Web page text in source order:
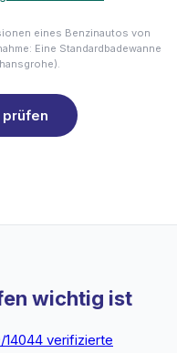
eines Benzinautos von
Eine Standardbadewanne
wichtig ist
14044 verifizierte